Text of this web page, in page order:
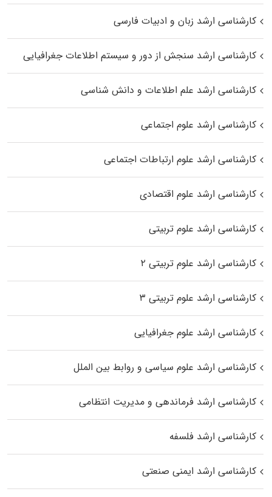
کارشناسی ارشد زبان و ادبیات فارسی
کارشناسی ارشد سنجش از دور و سیستم اطلاعات جغرافیایی
کارشناسی ارشد علم اطلاعات و دانش شناسی
کارشناسی ارشد علوم اجتماعی
کارشناسی ارشد علوم ارتباطات اجتماعی
کارشناسی ارشد علوم اقتصادی
کارشناسی ارشد علوم تربیتی
کارشناسی ارشد علوم تربیتی ۲
کارشناسی ارشد علوم تربیتی ۳
کارشناسی ارشد علوم جغرافیایی
کارشناسی ارشد علوم سیاسی و روابط بین الملل
کارشناسی ارشد فرماندهی و مدیریت انتظامی
کارشناسی ارشد فلسفه
کارشناسی ارشد ایمنی صنعتی